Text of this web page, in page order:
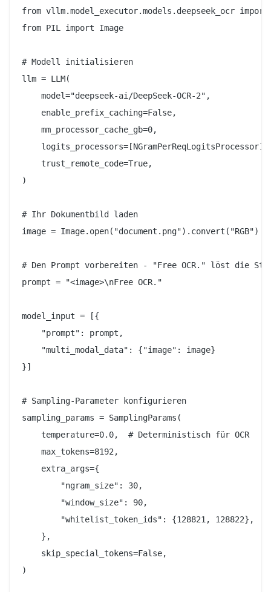
from vllm.model_executor.models.deepseek_ocr import
from PIL import Image
# Modell initialisieren
llm = LLM(
    model="deepseek-ai/DeepSeek-OCR-2",
    enable_prefix_caching=False,
    mm_processor_cache_gb=0,
    logits_processors=[NGramPerReqLogitsProcessor],
    trust_remote_code=True,
)
# Ihr Dokumentbild laden
image = Image.open("document.png").convert("RGB")
# Den Prompt vorbereiten - "Free OCR." löst die
prompt = "<image>\nFree OCR."
model_input = [{
    "prompt": prompt,
    "multi_modal_data": {"image": image}
}]
# Sampling-Parameter konfigurieren
sampling_params = SamplingParams(
    temperature=0.0,  # Deterministisch für OCR
    max_tokens=8192,
    extra_args={
        "ngram_size": 30,
        "window_size": 90,
"whitelist_token_ids": {128821, 128822},
    },
    skip_special_tokens=False,
)